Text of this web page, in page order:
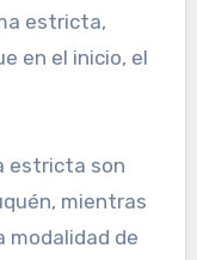
estricta,
en el inicio, el
estricta son
mientras
modalidad de